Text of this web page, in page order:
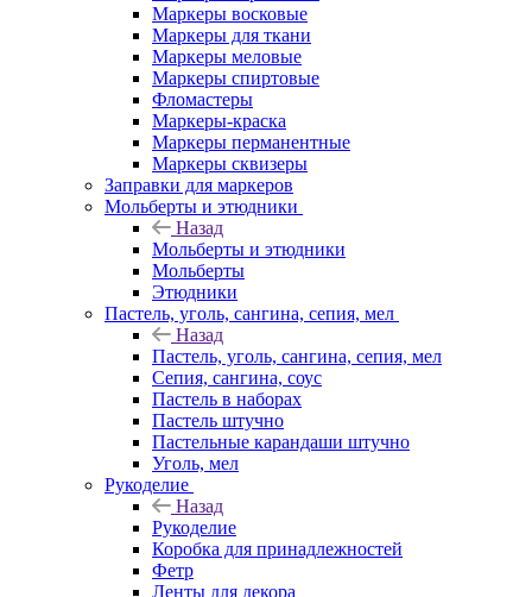
Маркеры восковые
Маркеры для ткани
Маркеры меловые
Маркеры спиртовые
Фломастеры
Маркеры-краска
Маркеры перманентные
Маркеры сквизеры
Заправки для маркеров
Мольберты и этюдники
Назад
Мольберты и этюдники
Мольберты
Этюдники
Пастель, уголь, сангина, сепия, мел
Назад
Пастель, уголь, сангина, сепия, мел
Сепия, сангина, соус
Пастель в наборах
Пастель штучно
Пастельные карандаши штучно
Уголь, мел
Рукоделие
Назад
Рукоделие
Коробка для принадлежностей
Фетр
Ленты для декора